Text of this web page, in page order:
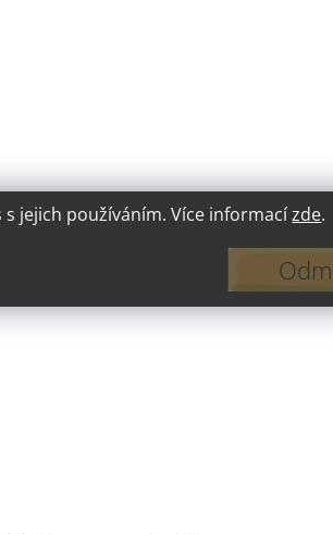
jejich používáním. Více informacízde.